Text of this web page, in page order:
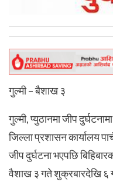
गुल्मी – बैशाख ३
गुल्मी, प्युठानमा जीप
जिल्ला प्रशासन कार्यालय
जीप दुर्घटना भएपछि
वैशाख ३ गते शुक्रबारदेखि ६